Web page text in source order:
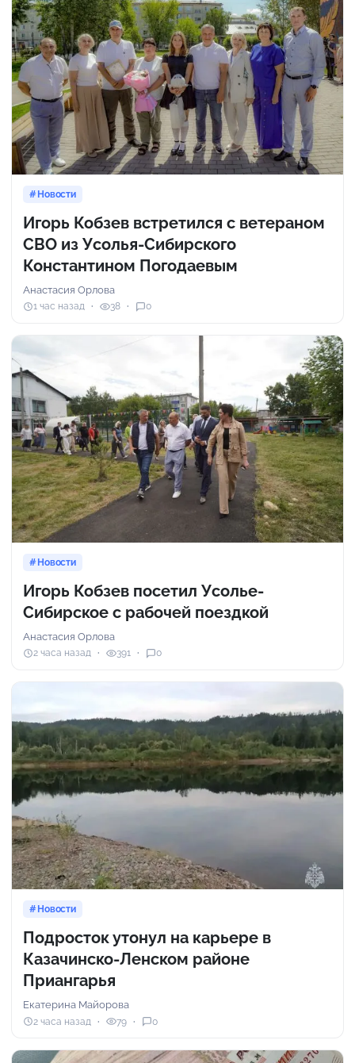
Новости
Игорь Кобзев встретился с ветераном
СВО из Усолья-Сибирского
Константином Погодаевым
Анастасия Орлова
1 час назад 38 0
Новости
Игорь Кобзев посетил Усолье-
Сибирское с рабочей поездкой
Анастасия Орлова
2 часа назад 391 0
Новости
Подросток утонул на карьере в
Казачинско-Ленском районе
Приангарья
Екатерина Майорова
2 часа назад 79 0